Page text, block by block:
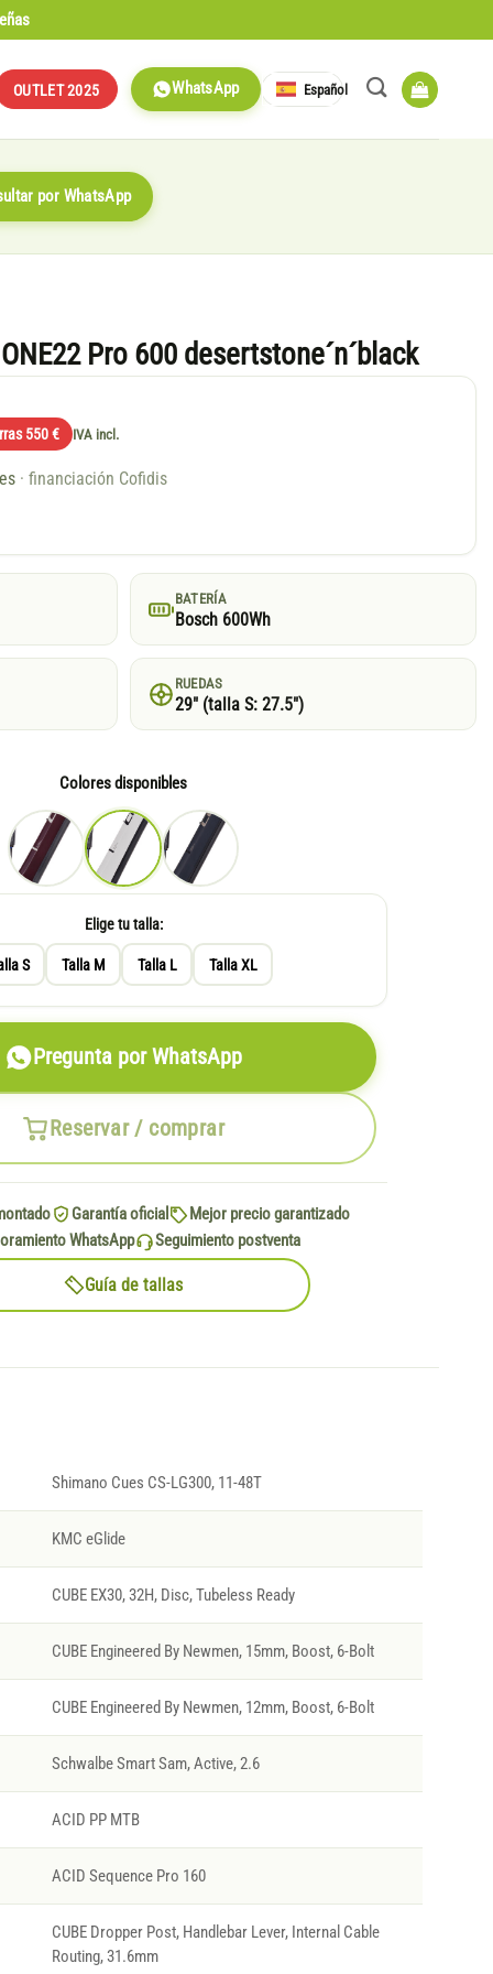
OUTLET 2025 WhatsApp Español
por WhatsApp
Pro 600 desertstone´n´black
550 € IVA incl.
· financiación Cofidis
BATERÍA
Bosch 600Wh
RUEDAS
29″ (talla S: 27.5″)
Colores disponibles
Elige tu talla:
S Talla M Talla L Talla XL
Reservar / comprar
Pregunta por WhatsApp
Garantía oficial
Mejor precio garantizado
WhatsApp
Seguimiento postventa
Guía de tallas
Shimano Cues CS-LG300, 11-48T
KMC eGlide
CUBE EX30, 32H, Disc, Tubeless Ready
CUBE Engineered By Newmen, 15mm, Boost, 6-Bolt
CUBE Engineered By Newmen, 12mm, Boost, 6-Bolt
Schwalbe Smart Sam, Active, 2.6
ACID PP MTB
ACID Sequence Pro 160
CUBE Dropper Post, Handlebar Lever, Internal Cable
Routing, 31.6mm